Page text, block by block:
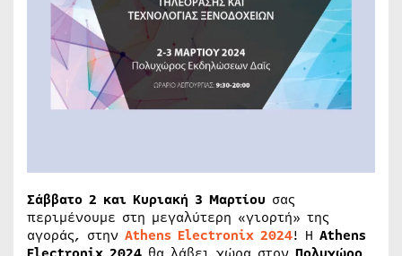
Σάββατο 2 και Κυριακή 3 Μαρτίου σας
περιμένουμε στη μεγαλύτερη «γιορτή» της
αγοράς, στην Athens Electronix 2024! Η Athens